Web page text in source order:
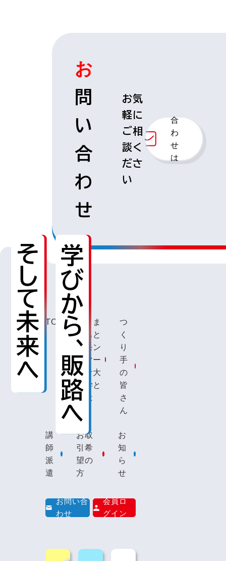
お
問
い
合
わ
せ
お気
軽に
ご相
談く
ださ
い
合
わ
せ
は
TOP
くま
もと
モン
マー
ケ大
学と
は
つ
く
り
手
の
皆
さ
ん
講
師
派
遣
お取
引希
望の
方
お
知
ら
せ
お問い合
わせ
会員ロ
グイン